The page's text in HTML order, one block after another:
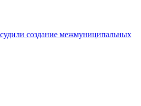
создание межмуниципальных